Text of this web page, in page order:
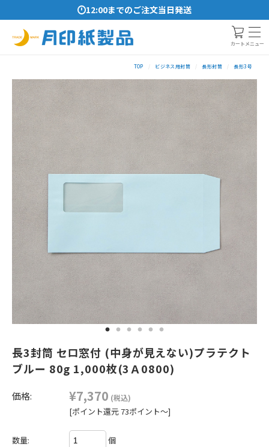
12:00までのご注文当日発送
カート メニュー
TOP ビジネス用封筒 長形封筒 長形3号
長3封筒 セロ窓付 (中身が見えない)プラテクト
ブルー 80g 1,000枚(3Ａ0800)
価格: ¥7,370 (税込)
[ポイント還元 73ポイント～]
数量: 個